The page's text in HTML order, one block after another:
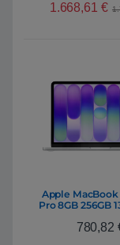
32GB DDR5 1TB
1.668,61 €
Apple MacBook
Pro 8GB 256GB
780,82